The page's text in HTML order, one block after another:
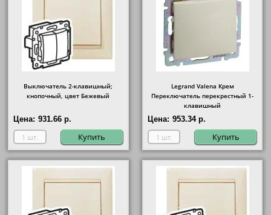
Выключатель 2-клавишный;
кнопочный, цвет Бежевый
Цена: 931.66 р.
Купить
Legrand Valena Крем
Переключатель перекрестный 1-
клавишный
Цена: 953.34 р.
Купить